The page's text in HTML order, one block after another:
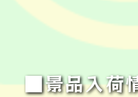
■景品入荷